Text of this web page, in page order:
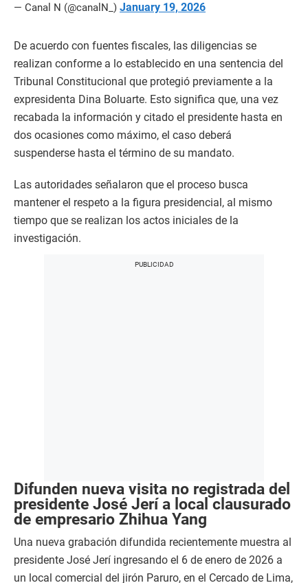
— Canal N (@canalN_) January 19, 2026
De acuerdo con fuentes fiscales, las diligencias se
realizan conforme a lo establecido en una sentencia del
Tribunal Constitucional que protegió previamente a la
expresidenta Dina Boluarte. Esto significa que, una vez
recabada la información y citado el presidente hasta en
dos ocasiones como máximo, el caso deberá
suspenderse hasta el término de su mandato.
Las autoridades señalaron que el proceso busca
mantener el respeto a la figura presidencial, al mismo
tiempo que se realizan los actos iniciales de la
investigación.
Difunden nueva visita no registrada del
presidente José Jerí a local clausurado
de empresario Zhihua Yang
Una nueva grabación difundida recientemente muestra al
presidente José Jerí ingresando el 6 de enero de 2026 a
un local comercial del jirón Paruro, en el Cercado de Lima,